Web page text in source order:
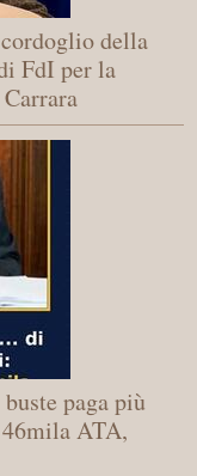
della
FdI per la
paga più
ATA,